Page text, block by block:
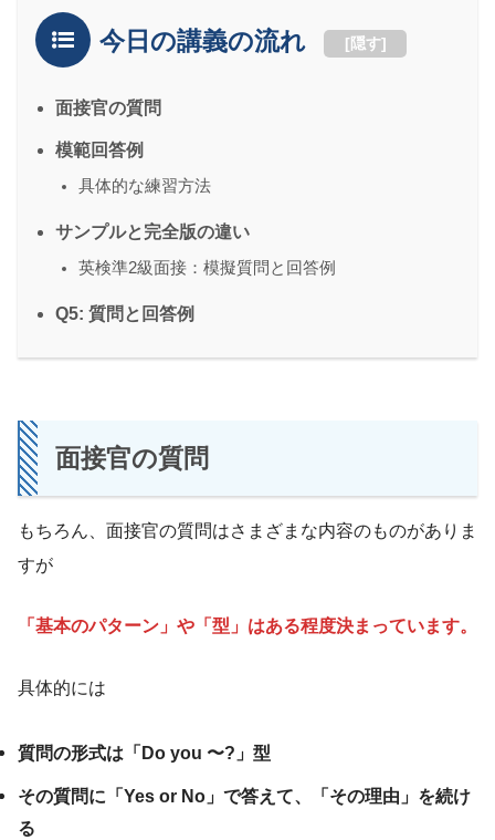
今日の講義の流れ [隠す]
面接官の質問
模範回答例
具体的な練習方法
サンプルと完全版の違い
英検準2級面接：模擬質問と回答例
Q5: 質問と回答例
面接官の質問
もちろん、面接官の質問はさまざまな内容のものがありま
すが
「基本のパターン」や「型」はある程度決まっています。
具体的には
質問の形式は「Do you 〜?」型
その質問に「Yes or No」で答えて、「その理由」を続け
る